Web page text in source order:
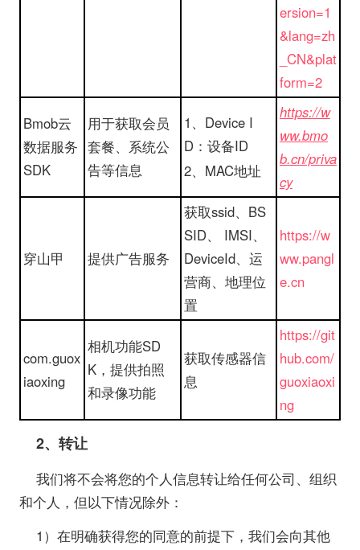
ersion=1
&lang=zh
_CN&plat
form=2
Bmob云
数据服务
SDK
用于获取会员
套餐、系统公
告等信息
1、Device I
D：设备ID
2、MAC地址
https://w
ww.bmo
b.cn/priva
cy
穿山甲 提供广告服务
获取ssid、BS
SID、 IMSI、
DeviceId、运
营商、地理位
置
https://w
ww.pangl
e.cn
com.guox
iaoxing
相机功能SD
K，提供拍照
和录像功能
获取传感器信
息
https://git
hub.com/
guoxiaoxi
ng
2、转让
我们将不会将您的个人信息转让给任何公司、组织
和个人，但以下情况除外：
1）在明确获得您的同意的前提下，我们会向其他